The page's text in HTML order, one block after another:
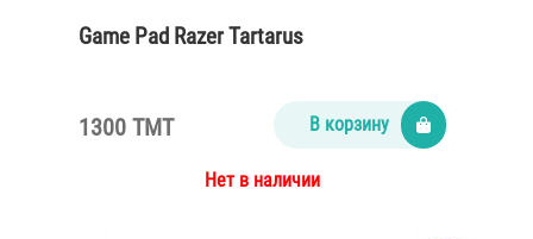
Game Pad Razer Tartarus
1300 TMT В корзину
Нет в наличии